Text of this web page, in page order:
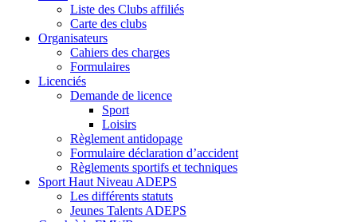
Liste des Clubs affiliés
Carte des clubs
Organisateurs
Cahiers des charges
Formulaires
Licenciés
Demande de licence
Sport
Loisirs
Règlement antidopage
Formulaire déclaration d’accident
Règlements sportifs et techniques
Sport Haut Niveau ADEPS
Les différents statuts
Jeunes Talents ADEPS